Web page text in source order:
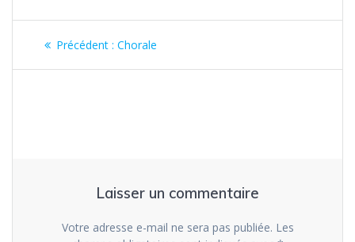
Navigation
de
Précédent : Article
Chorale
Laisser un commentaire
Votre adresse e-mail ne sera pas publiée. Les